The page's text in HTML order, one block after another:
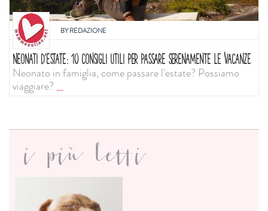
BYREDAZIONE
NEONATI D'ESTATE: 10 CONSIGLI UTILI PER PASSARE SERENAMENTE LE VACANZE
Neonato in famiglia, come passare l'estate? Possiamo
viaggiare?...
i più letti